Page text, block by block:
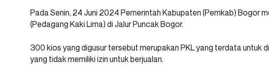
Pada Senin, 24 Juni 2024 Pemerintah Kabupaten (Pemkab) Bogor
(Pedagang Kaki Lima) di Jalur Puncak Bogor.
300 kios yang digusur tersebut merupakan PKL yang terdata untuk
yang tidak memiliki izin untuk berjualan.